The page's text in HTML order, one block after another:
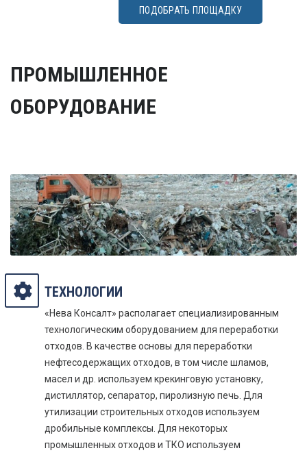
ТЕХНОЛОГИИ
«Нева Консалт» располагает специализированным
технологическим оборудованием для переработки
отходов. В качестве основы для переработки
нефтесодержащих отходов, в том числе шламов,
масел и др. используем крекинговую установку,
дистиллятор, сепаратор, пиролизную печь. Для
утилизации строительных отходов используем
дробильные комплексы. Для некоторых
промышленных отходов и ТКО используем
ПОДОБРАТЬ ПЛОЩАДКУ
ПРОМЫШЛЕННОЕ
ОБОРУДОВАНИЕ